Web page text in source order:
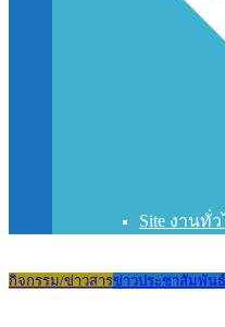
Site งานทั่ว
กิจกรรม/ข่าวสารข่าวประชาสัมพันธ์